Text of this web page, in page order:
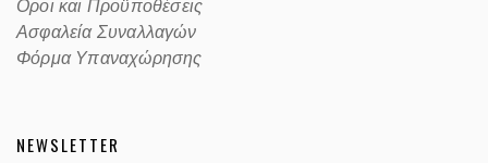
Οροι και Προϋποθέσεις
Ασφαλεία Συναλλαγών
Φόρμα Υπαναχώρησης
NEWSLETTER